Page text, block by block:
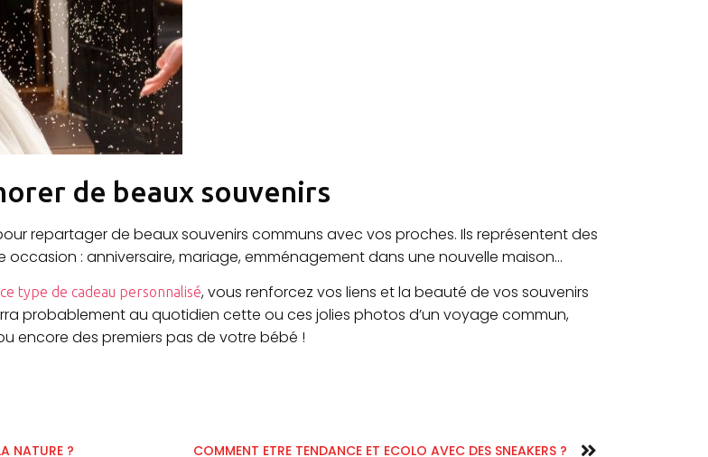
de beaux souvenirs
repartager de beaux souvenirs communs avec vos proches. Ils représentent des
occasion : anniversaire, mariage, emménagement dans une nouvelle maison…
type de cadeau personnalisé, vous renforcez vos liens et la beauté de vos souvenirs
probablement au quotidien cette ou ces jolies photos d’un voyage commun,
encore des premiers pas de votre bébé !
NATURE ? COMMENT ETRE TENDANCE ET ECOLO AVEC DES SNEAKERS ?